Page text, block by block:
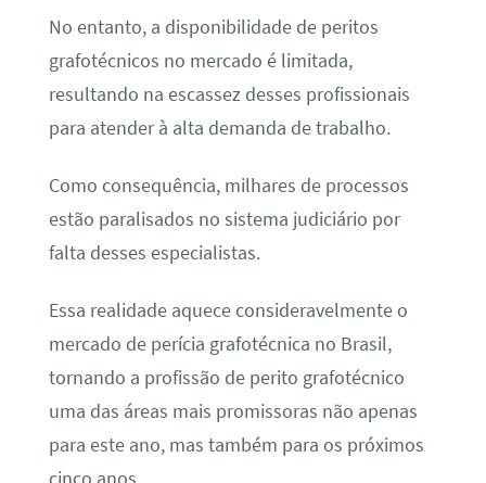
No entanto, a disponibilidade de peritos
grafotécnicos no mercado é limitada,
resultando na escassez desses profissionais
para atender à alta demanda de trabalho.
Como consequência, milhares de processos
estão paralisados no sistema judiciário por
falta desses especialistas.
Essa realidade aquece consideravelmente o
mercado de perícia grafotécnica no Brasil,
tornando a profissão de perito grafotécnico
uma das áreas mais promissoras não apenas
para este ano, mas também para os próximos